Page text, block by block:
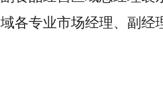
各专业市场经理、副经